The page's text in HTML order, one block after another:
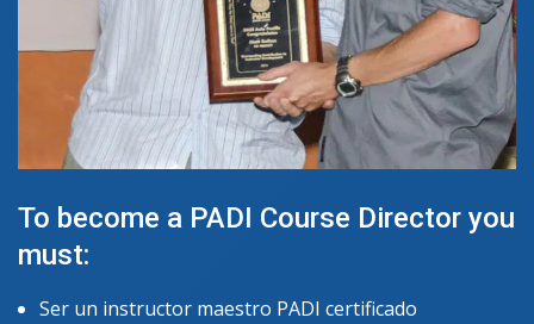
To become a PADI Course Director you
must:
Ser un instructor maestro PADI certificado